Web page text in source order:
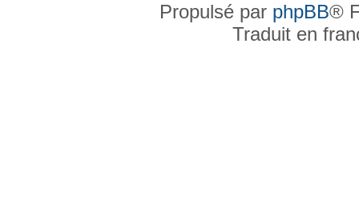
Propulsé par phpBB®
Traduit en